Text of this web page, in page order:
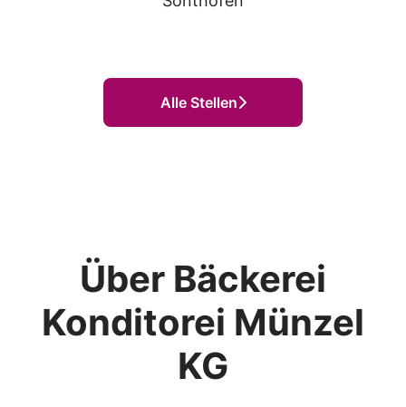
Alle Stellen
Über Bäckerei
Konditorei Münzel
KG